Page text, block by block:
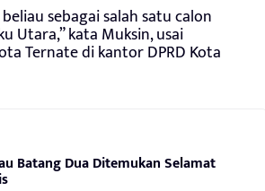
sebagai salah satu calon
Utara,” kata Muksin, usai
Ternate di kantor DPRD Kota
Batang Dua Ditemukan Selamat